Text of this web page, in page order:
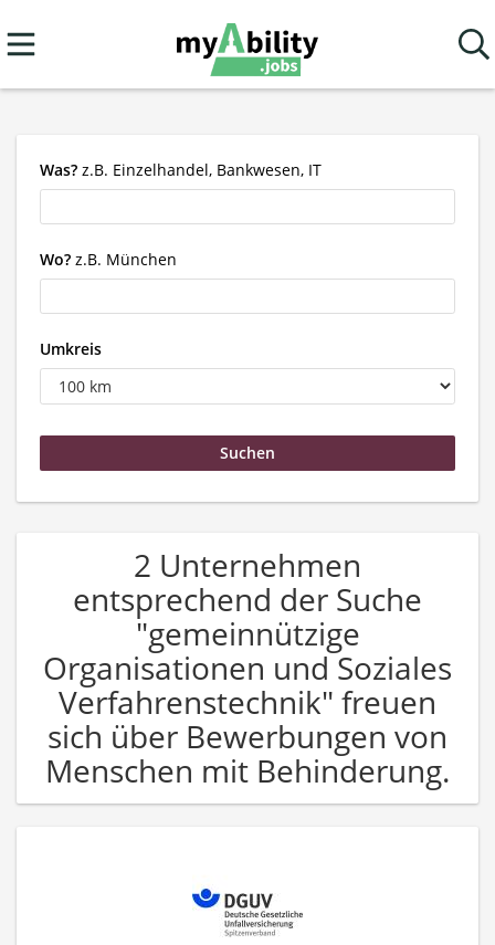
Was? z.B. Einzelhandel, Bankwesen, IT
Wo? z.B. München
Umkreis
2 Unternehmen
entsprechend der Suche
"gemeinnützige
Organisationen und Soziales
Verfahrenstechnik" freuen
sich über Bewerbungen von
Menschen mit Behinderung.